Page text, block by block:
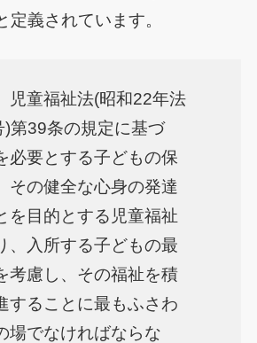
定義されています。
児童福祉法(昭和22年法
)第39条の規定に基づ
必要とする子どもの保
その健全な心身の発達
を目的とする児童福祉
、入所する子どもの最
考慮し、その福祉を積
することに最もふさわ
場でなければならな